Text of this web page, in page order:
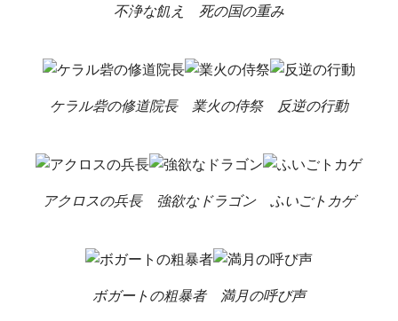
不浄な飢え 死の国の重み
ケラル砦の修道院長 業火の侍祭 反逆の行動
アクロスの兵長 強欲なドラゴン ふいごトカゲ
ボガートの粗暴者 満月の呼び声